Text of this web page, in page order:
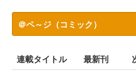
＠ペ～ジ（コミック）
連載タイトル 最新刊